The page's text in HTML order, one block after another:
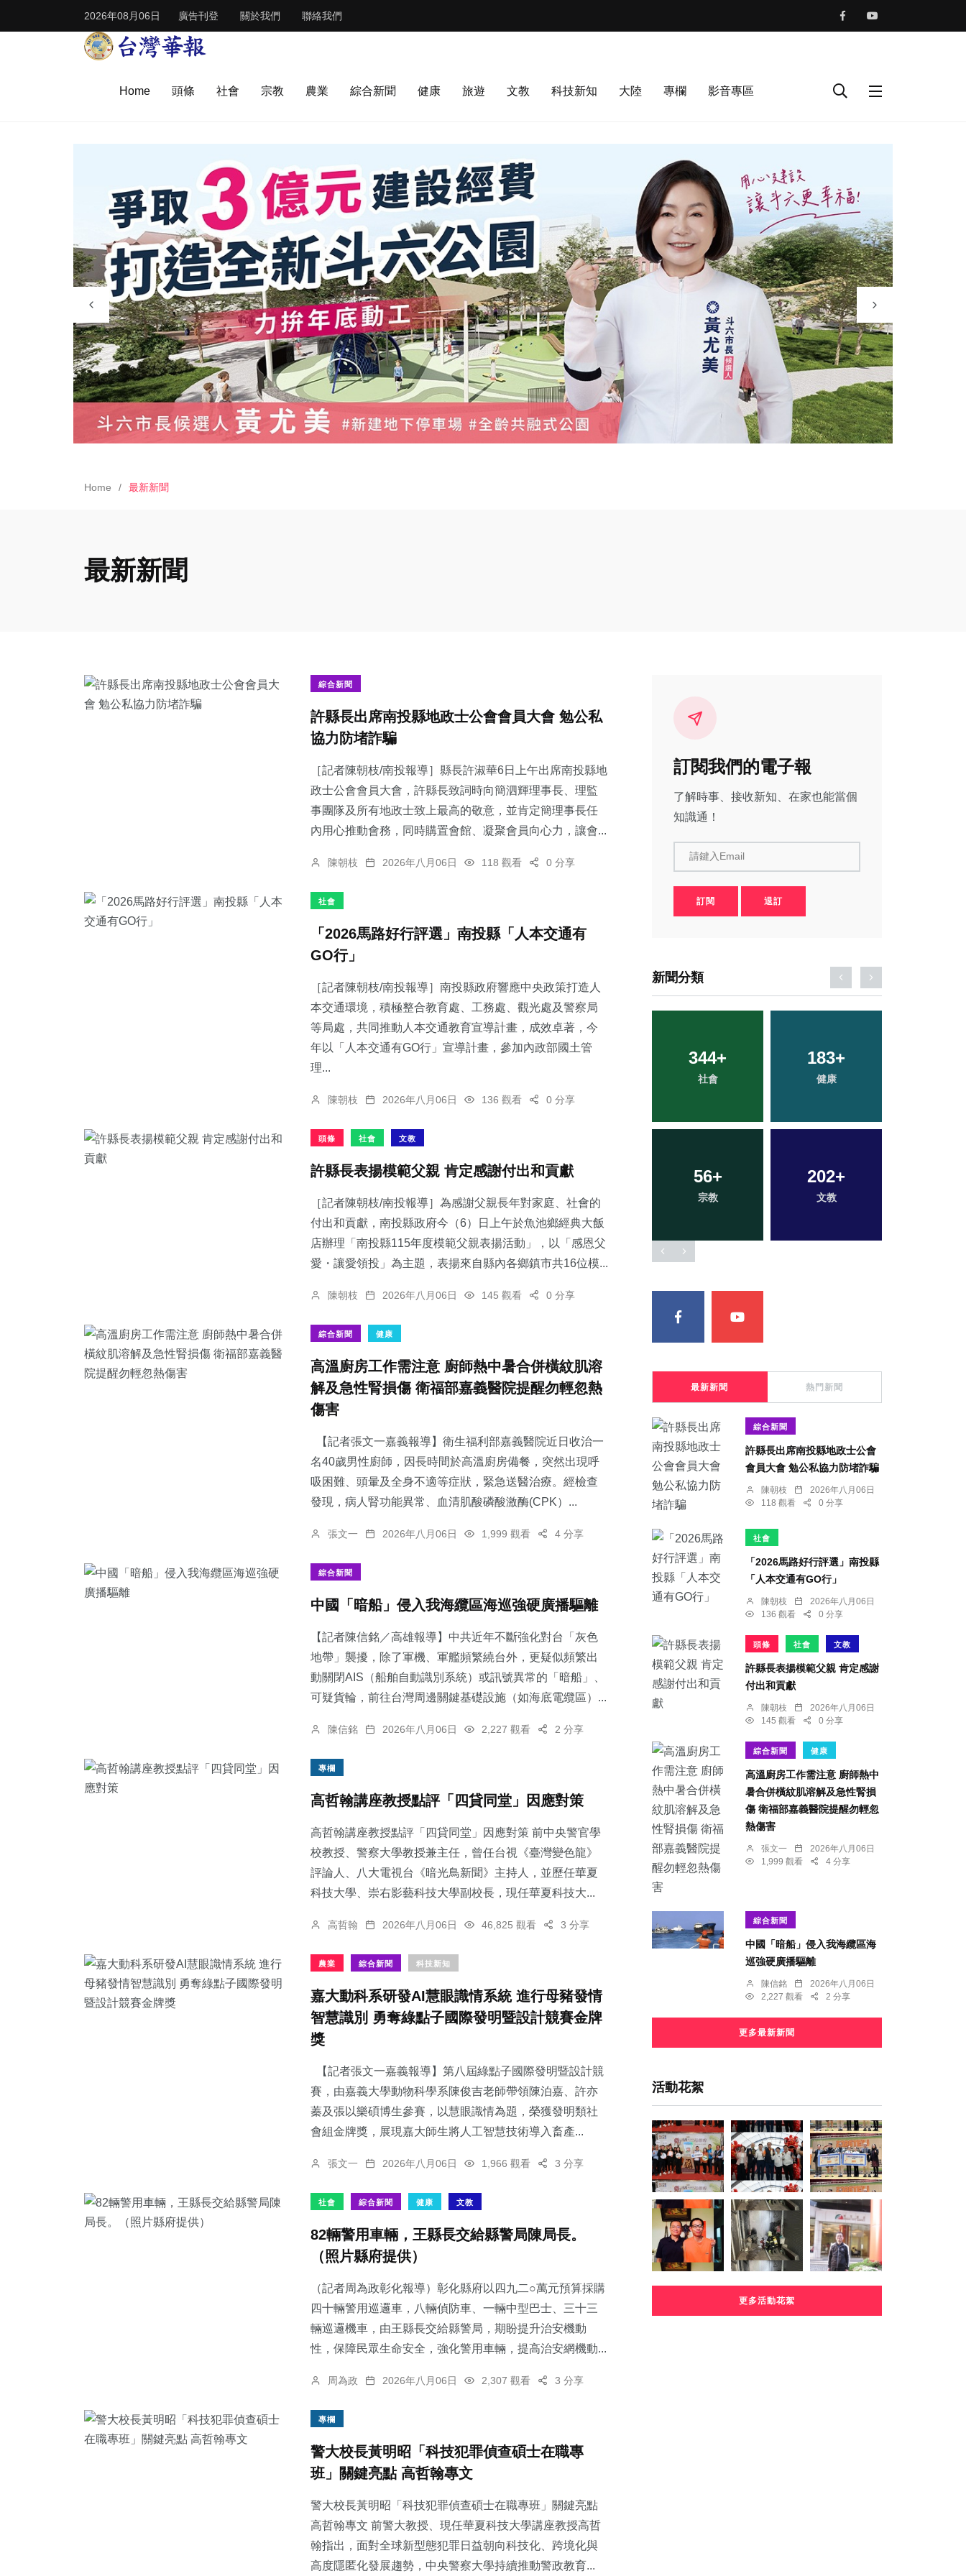
2026年08月06日 廣告刊登 關於我們 聯絡我們
Home 頭條 社會 宗教 農業 綜合新聞 健康 旅遊 文教 科技新知 大陸 專欄 影音專區
Home 最新新聞
最新新聞
綜合新聞
許縣長出席南投縣地政士公會會員大會 勉公私
協力防堵詐騙
［記者陳朝枝/南投報導］縣長許淑華6日上午出席南投縣地
政士公會會員大會，許縣長致詞時向簡泗輝理事長、理監
事團隊及所有地政士致上最高的敬意，並肯定簡理事長任
內用心推動會務，同時購置會館、凝聚會員向心力，讓會...
陳朝枝 2026年八月06日 118 觀看 0 分享
社會
「2026馬路好行評選」南投縣「人本交通有
GO行」
［記者陳朝枝/南投報導］南投縣政府響應中央政策打造人
本交通環境，積極整合教育處、工務處、觀光處及警察局
等局處，共同推動人本交通教育宣導計畫，成效卓著，今
年以「人本交通有GO行」宣導計畫，參加內政部國土管
理...
陳朝枝 2026年八月06日 136 觀看 0 分享
頭條 社會 文教
許縣長表揚模範父親 肯定感謝付出和貢獻
［記者陳朝枝/南投報導］為感謝父親長年對家庭、社會的
付出和貢獻，南投縣政府今（6）日上午於魚池鄉經典大飯
店辦理「南投縣115年度模範父親表揚活動」，以「感恩父
愛・讓愛領投」為主題，表揚來自縣內各鄉鎮市共16位模...
陳朝枝 2026年八月06日 145 觀看 0 分享
綜合新聞 健康
高溫廚房工作需注意 廚師熱中暑合併橫紋肌溶
解及急性腎損傷 衛福部嘉義醫院提醒勿輕忽熱
傷害
【記者張文一嘉義報導】衛生福利部嘉義醫院近日收治一
名40歲男性廚師，因長時間於高溫廚房備餐，突然出現呼
吸困難、頭暈及全身不適等症狀，緊急送醫治療。經檢查
發現，病人腎功能異常、血清肌酸磷酸激酶(CPK）...
張文一 2026年八月06日 1,999 觀看 4 分享
綜合新聞
中國「暗船」侵入我海纜區海巡強硬廣播驅離
【記者陳信銘／高雄報導】中共近年不斷強化對台「灰色
地帶」襲擾，除了軍機、軍艦頻繁繞台外，更疑似頻繁出
動關閉AIS（船舶自動識別系統）或訊號異常的「暗船」、
可疑貨輪，前往台灣周邊關鍵基礎設施（如海底電纜區）...
陳信銘 2026年八月06日 2,227 觀看 2 分享
專欄
高哲翰講座教授點評「四貸同堂」因應對策
高哲翰講座教授點評「四貸同堂」因應對策 前中央警官學
校教授、警察大學教授兼主任，曾任台視《臺灣變色龍》
評論人、八大電視台《暗光鳥新聞》主持人，並歷任華夏
科技大學、崇右影藝科技大學副校長，現任華夏科技大...
高哲翰 2026年八月06日 46,825 觀看 3 分享
農業 綜合新聞 科技新知
嘉大動科系研發AI慧眼識情系統 進行母豬發情
智慧識別 勇奪綠點子國際發明暨設計競賽金牌
獎
【記者張文一嘉義報導】第八屆綠點子國際發明暨設計競
賽，由嘉義大學動物科學系陳俊吉老師帶領陳泊嘉、許亦
蓁及張以樂碩博生參賽，以慧眼識情為題，榮獲發明類社
會組金牌獎，展現嘉大師生將人工智慧技術導入畜產...
張文一 2026年八月06日 1,966 觀看 3 分享
社會 綜合新聞 健康 文教
82輛警用車輛，王縣長交給縣警局陳局長。
（照片縣府提供）
（記者周為政彰化報導）彰化縣府以四九二○萬元預算採購
四十輛警用巡邏車，八輛偵防車、一輛中型巴士、三十三
輛巡邏機車，由王縣長交給縣警局，期盼提升治安機動
性，保障民眾生命安全，強化警用車輛，提高治安網機動...
周為政 2026年八月06日 2,307 觀看 3 分享
專欄
警大校長黃明昭「科技犯罪偵查碩士在職專
班」關鍵亮點 高哲翰專文
警大校長黃明昭「科技犯罪偵查碩士在職專班」關鍵亮點
高哲翰專文 前警大教授、現任華夏科技大學講座教授高哲
翰指出，面對全球新型態犯罪日益朝向科技化、跨境化與
高度隱匿化發展趨勢，中央警察大學持續推動警政教育...
訂閱我們的電子報
了解時事、接收新知、在家也能當個
知識通！
請鍵入Email
訂閱 退訂
新聞分類
30+ 344+
社會
183+
健康
56+
宗教
202+
文教
64+
農業
44+
頭條
2+
大陸
141+
旅遊
最新新聞 熱門新聞
綜合新聞
許縣長出席南投縣地政士公會
會員大會 勉公私協力防堵詐騙
陳朝枝
2026年八月06日
118 觀看
0 分享
社會
「2026馬路好行評選」南投縣
「人本交通有GO行」
陳朝枝
2026年八月06日
136 觀看
0 分享
頭條 社會 文教
許縣長表揚模範父親 肯定感謝
付出和貢獻
陳朝枝
2026年八月06日
145 觀看
0 分享
綜合新聞 健康
高溫廚房工作需注意 廚師熱中
暑合併橫紋肌溶解及急性腎損
傷 衛福部嘉義醫院提醒勿輕忽
熱傷害
張文一
2026年八月06日
1,999 觀看
4 分享
綜合新聞
中國「暗船」侵入我海纜區海
巡強硬廣播驅離
陳信銘
2026年八月06日
2,227 觀看
2 分享
更多最新新聞
活動花絮
更多活動花絮